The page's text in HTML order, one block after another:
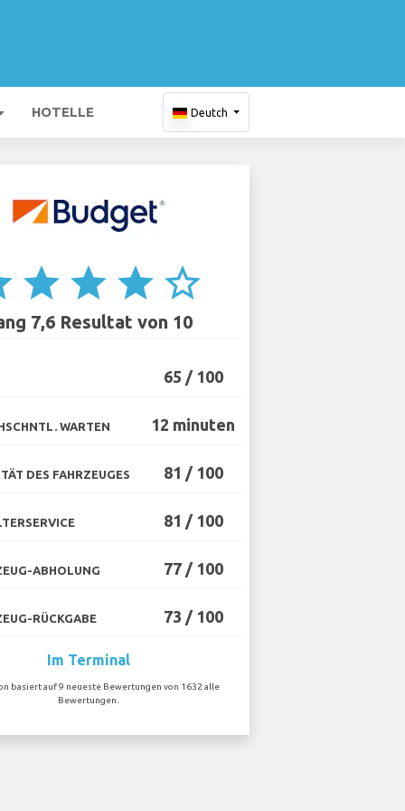
HOTELLE Deutch
star star star star_border
7,6 Resultat von 10
65 / 100
WARTEN 12 minuten
DES FAHRZEUGES 81 / 100
81 / 100
ABHOLUNG 77 / 100
RÜCKGABE 73 / 100
Im Terminal
basiert auf 9 neueste Bewertungen von 1632 alle
Bewertungen.